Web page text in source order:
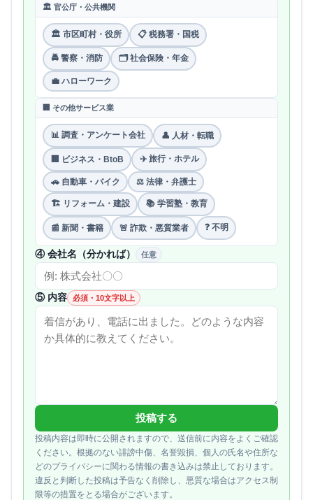
🏛 官公庁・公共機関
🏛 市区町村・役所 📋 税務署・国税
🚔 警察・消防 🗂 社会保険・年金
💼 ハローワーク
🏢 その他サービス業
📊 調査・アンケート会社 👤 人材・転職
🏢 ビジネス・BtoB ✈️ 旅行・ホテル
🚗 自動車・バイク ⚖️ 法律・弁護士
🏗 リフォーム・建設 📚 学習塾・教育
📰 新聞・書籍 🚨 詐欺・悪質業者 ❓ 不明
④ 会社名（分かれば） 任意
⑤ 内容 必須・10文字以上
投稿する
投稿内容は即時に公開されますので、送信前に内容をよくご確認
ください。根拠のない誹謗中傷、名誉毀損、個人の氏名や住所な
どのプライバシーに関わる情報の書き込みは禁止しております。
違反と判断した投稿は予告なく削除し、悪質な場合はアクセス制
限等の措置をとる場合がございます。